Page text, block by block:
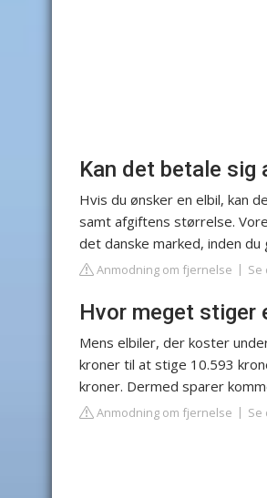
Kan det betale sig
Hvis du ønsker en elbil, kan
samt afgiftens størrelse.
det danske marked, inden
Anmodning om fjernelse Se
Hvor meget stiger
Mens elbiler, der koster
kroner til at stige 10.593
kroner. Dermed sparer
Anmodning om fjernelse Se